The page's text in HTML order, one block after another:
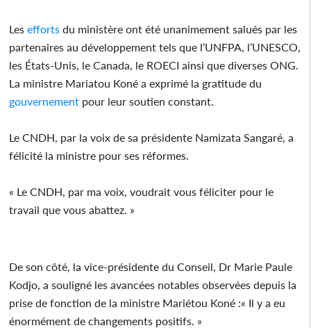
Les efforts du ministère ont été unanimement salués par les
partenaires au développement tels que l’UNFPA, l’UNESCO,
les États-Unis, le Canada, le ROECI ainsi que diverses ONG.
La ministre Mariatou Koné a exprimé la gratitude du
gouvernement pour leur soutien constant.
Le CNDH, par la voix de sa présidente Namizata Sangaré, a
félicité la ministre pour ses réformes.
« Le CNDH, par ma voix, voudrait vous féliciter pour le
travail que vous abattez. »
De son côté, la vice-présidente du Conseil, Dr Marie Paule
Kodjo, a souligné les avancées notables observées depuis la
prise de fonction de la ministre Mariétou Koné :« Il y a eu
énormément de changements positifs. »